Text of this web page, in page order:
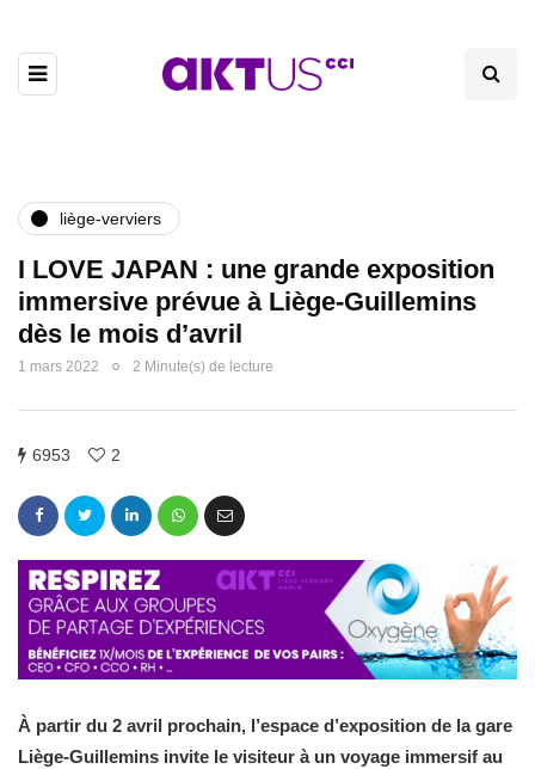
liège-verviers
I LOVE JAPAN : une grande exposition
immersive prévue à Liège-Guillemins
dès le mois d’avril
1 mars 2022 2 Minute(s) de lecture
6953 2
À partir du 2 avril prochain, l’espace d’exposition de la gare
Liège-Guillemins invite le visiteur à un voyage immersif au